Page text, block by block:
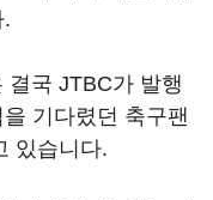
결국 JTBC가 발행
기다렸던 축구팬
있습니다.